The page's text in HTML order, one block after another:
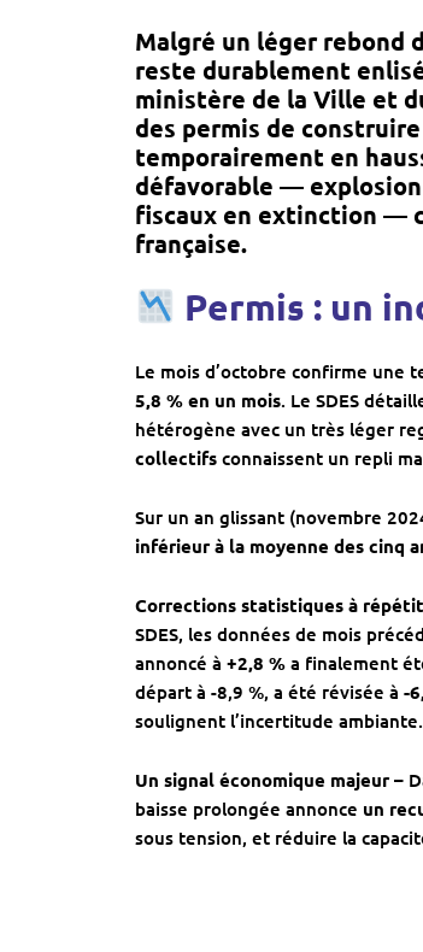
Malgré un léger rebond
reste durablement
ministère de la Ville et
des permis de
temporairement en
défavorable —
fiscaux en extinction —
française.
Permis : un
Le mois d’octobre confirme une
5,8 % en un mois. Le SDES
hétérogène avec un très léger
collectifs connaissent un repli
Sur un an glissant (novembre
inférieur à la moyenne des cinq
Corrections statistiques à
SDES, les données de mois
annoncé à +2,8 % a finalement
départ à -8,9 %, a été révisée à -
soulignent l’incertitude ambiante.
Un signal économique majeur –
baisse prolongée annonce un
sous tension, et réduire la